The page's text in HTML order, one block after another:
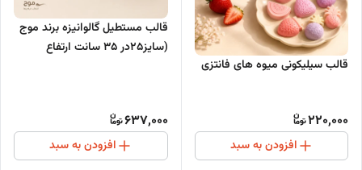
قالب سیلیکونی میوه های فانتزی
220,000
افزودن به سبد
قالب مستطیل گالوانیزه برند موج
(سایز25در 35 سانت ارتفاع
637,000
افزودن به سبد